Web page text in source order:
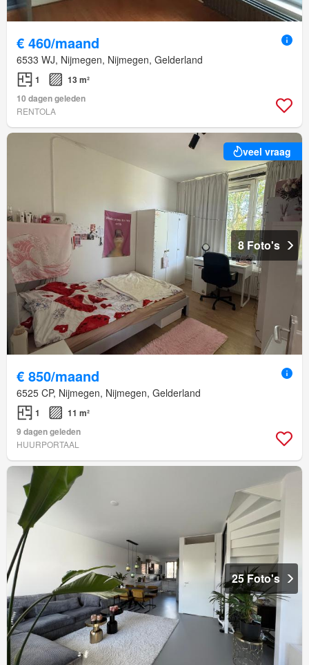
€ 460/maand
6533 WJ, Nijmegen, Nijmegen, Gelderland
1
13 m²
10 dagen geleden
RENTOLA
veel vraag
8 Foto's
€ 850/maand
6525 CP, Nijmegen, Nijmegen, Gelderland
1
11 m²
9 dagen geleden
HUURPORTAAL
25 Foto's